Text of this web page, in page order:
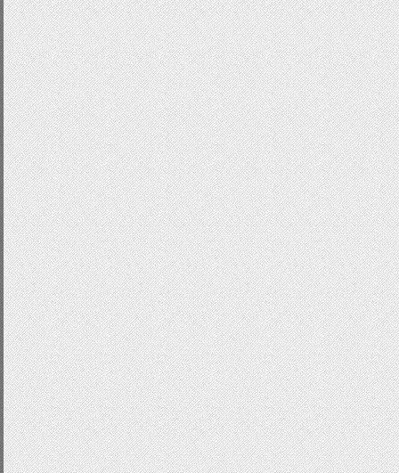
#e1e1e1)!important;
background-image: -ms-linear-
#e1e1e1)!important;
background-image: -ms-linear-
#e1e1e1)!important;
background-image: -o-linear-
#e1e1e1)!important;
background-image:linear-gradient(
#e1e1e1)!important;
}
input[type="submit"]:hover,input[
-webkit-box-shadow: 0 0 3px
-moz-box-shadow: 0 0 3px
box-shadow: 0 0 3px #333!important;
color:#7c9843!important;
}
input[type="submit"]:active{
-webkit-box-shadow: 0 0px 6px
-moz-box-shadow: 0 0px 6px
box-shadow: 0 0px 6px
}
input[type="submit"]:disabled{
color: #999!important;
}